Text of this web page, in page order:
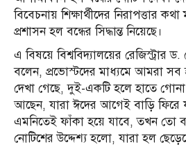
বিবেচনায় শিক্ষার্থীদের নিরাপত্তার
প্রশাসন হল বন্ধের সিদ্ধান্ত নিয়েছে।
এ বিষয়ে বিশ্ববিদ্যালয়ের রেজিস্ট্রার
বলেন, প্রভোস্টদের মাধ্যমে আমরা সব
দেখা গেছে, দুই-একটি হলে হাতে গোনা
আছেন, যারা ঈদের আগেই বাড়ি ফিরে
এমনিতেই ফাঁকা হয়ে যাবে, তখন তো
নোটিশের উদ্দেশ্য হলো, যারা হল